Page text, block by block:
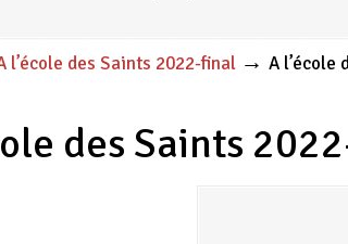
l’école des Saints 2022-final → A l’école
des Saints